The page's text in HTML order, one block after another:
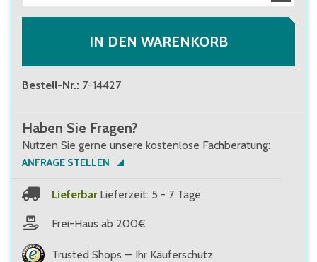
IN DEN WARENKORB
Bestell-Nr.: 7-14427
Haben Sie Fragen?
Nutzen Sie gerne unsere kostenlose Fachberatung:
ANFRAGE STELLEN
Lieferbar Lieferzeit: 5 - 7 Tage
Frei-Haus ab 200€
Trusted Shops — Ihr Käuferschutz